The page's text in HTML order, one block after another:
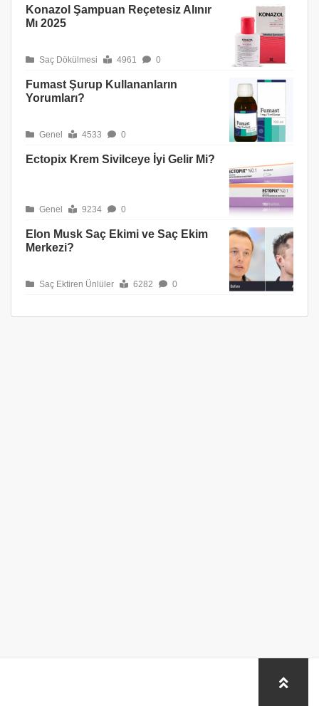
Konazol Şampuan Reçetesiz Alınır
Mı 2025
Saç Dökülmesi 4961 0
Fumast Şurup Kullananların
Yorumları?
Genel 4533 0
Ectopix Krem Sivilceye İyi Gelir Mi?
Genel 9234 0
Elon Musk Saç Ekimi ve Saç Ekim
Merkezi?
Saç Ektiren Ünlüler 6282 0